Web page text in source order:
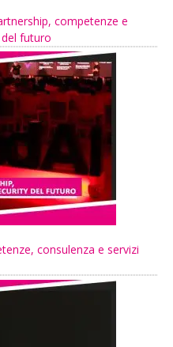
competenze e
futuro
consulenza e servizi